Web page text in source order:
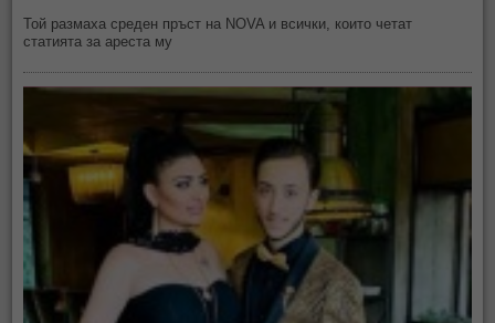
Той размаха среден пръст на NOVA и всички, които четат
статията за ареста му